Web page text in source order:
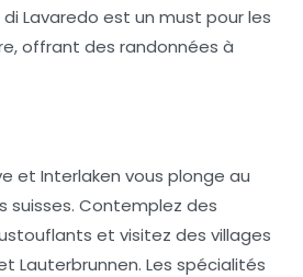
Lavaredo est un must pour les
offrant des randonnées à
et Interlaken vous plonge au
Contemplez des
et visitez des villages
Lauterbrunnen. Les spécialités